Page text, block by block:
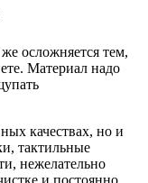
осложняется тем,
Материал надо
качествах, но и
тактильные
нежелательно
и постоянно